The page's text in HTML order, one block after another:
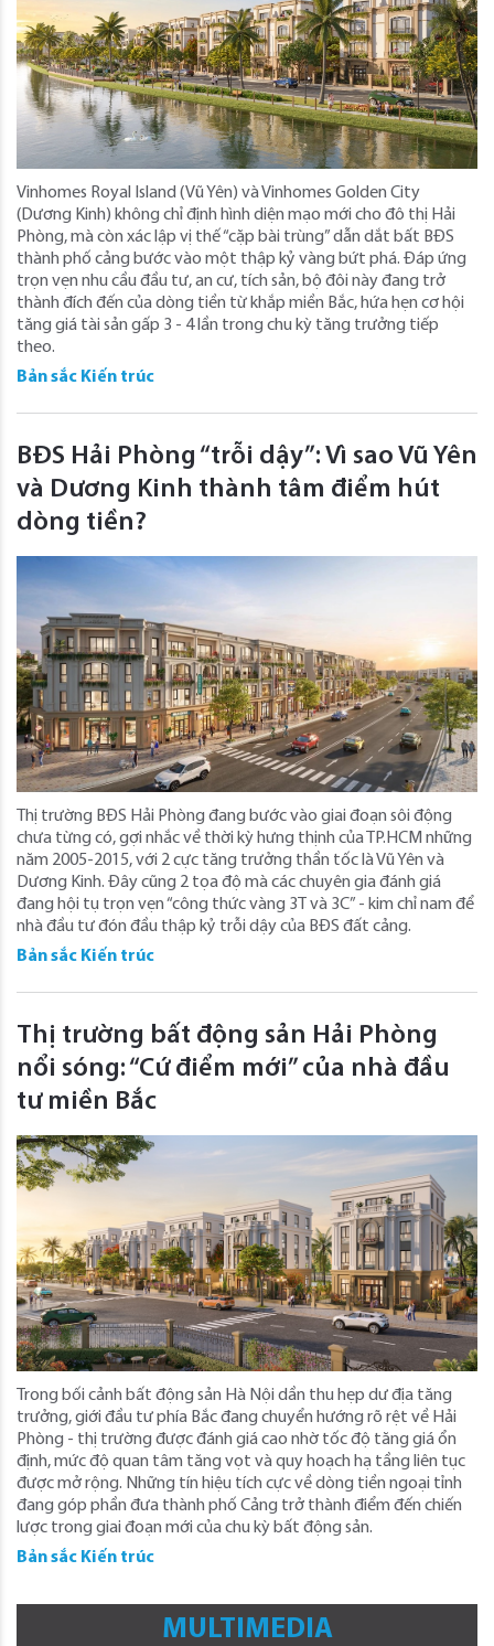
Vinhomes Royal Island (Vũ Yên) và Vinhomes Golden City
(Dương Kinh) không chỉ định hình diện mạo mới cho đô thị Hải
Phòng, mà còn xác lập vị thế “cặp bài trùng” dẫn dắt bất BĐS
thành phố cảng bước vào một thập kỷ vàng bứt phá. Đáp ứng
trọn vẹn nhu cầu đầu tư, an cư, tích sản, bộ đôi này đang trở
thành đích đến của dòng tiền từ khắp miền Bắc, hứa hẹn cơ hội
tăng giá tài sản gấp 3 - 4 lần trong chu kỳ tăng trưởng tiếp
theo.
Bản sắc Kiến trúc
BĐS Hải Phòng “trỗi dậy”: Vì sao Vũ Yên
và Dương Kinh thành tâm điểm hút
dòng tiền?
Thị trường BĐS Hải Phòng đang bước vào giai đoạn sôi động
chưa từng có, gợi nhắc về thời kỳ hưng thịnh của TP.HCM những
năm 2005-2015, với 2 cực tăng trưởng thần tốc là Vũ Yên và
Dương Kinh. Đây cũng 2 tọa độ mà các chuyên gia đánh giá
đang hội tụ trọn vẹn “công thức vàng 3T và 3C” - kim chỉ nam để
nhà đầu tư đón đầu thập kỷ trỗi dậy của BĐS đất cảng.
Bản sắc Kiến trúc
Thị trường bất động sản Hải Phòng
nổi sóng: “Cứ điểm mới” của nhà đầu
tư miền Bắc
Trong bối cảnh bất động sản Hà Nội dần thu hẹp dư địa tăng
trưởng, giới đầu tư phía Bắc đang chuyển hướng rõ rệt về Hải
Phòng - thị trường được đánh giá cao nhờ tốc độ tăng giá ổn
định, mức độ quan tâm tăng vọt và quy hoạch hạ tầng liên tục
được mở rộng. Những tín hiệu tích cực về dòng tiền ngoại tỉnh
đang góp phần đưa thành phố Cảng trở thành điểm đến chiến
lược trong giai đoạn mới của chu kỳ bất động sản.
Bản sắc Kiến trúc
MULTIMEDIA